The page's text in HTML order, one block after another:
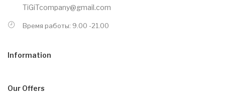
TiGiTcompany@gmail.com
Время работы: 9.00 -21.00
Information
Our Offers